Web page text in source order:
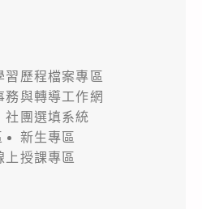
習歷程檔案專區
務與轉導工作網
社團選填系統
新生專區
上授課專區